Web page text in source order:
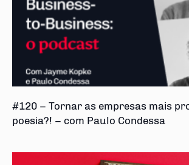
#120 – Tornar as empresas mais
poesia?! – com Paulo Condessa